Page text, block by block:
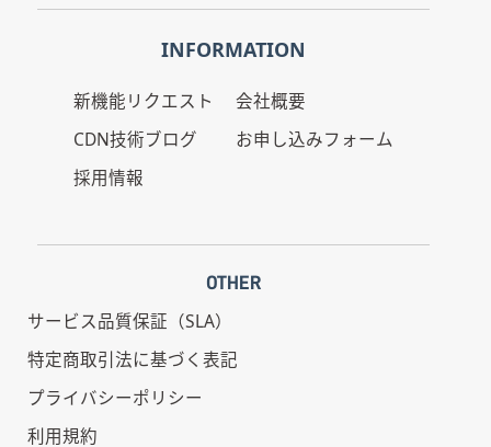
INFORMATION
新機能リクエスト
CDN技術ブログ
採用情報
会社概要
お申し込みフォーム
OTHER
サービス品質保証（SLA）
特定商取引法に基づく表記
プライバシーポリシー
利用規約